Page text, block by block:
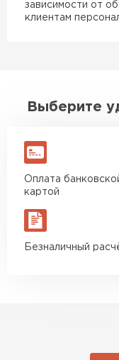
зависимости от
клиентам
Выберите
Оплата
картой
Безналичный